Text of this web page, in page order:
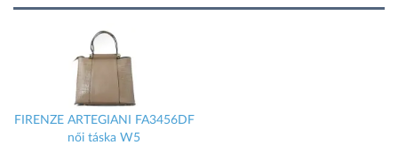
FIRENZE ARTEGIANI FA3456DF
női táska W5